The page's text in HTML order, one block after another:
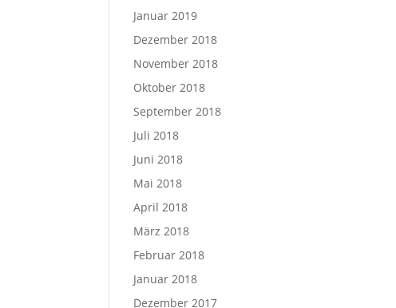
Januar 2019
Dezember 2018
November 2018
Oktober 2018
September 2018
Juli 2018
Juni 2018
Mai 2018
April 2018
März 2018
Februar 2018
Januar 2018
Dezember 2017